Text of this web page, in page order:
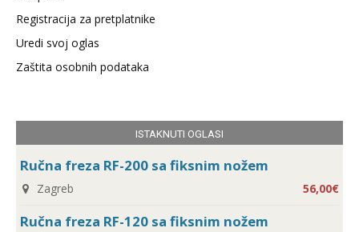
Registracija za pretplatnike
Uredi svoj oglas
Zaštita osobnih podataka
ISTAKNUTI OGLASI
Ručna freza RF-200 sa fiksnim nožem
Zagreb 56,00€
Ručna freza RF-120 sa fiksnim nožem